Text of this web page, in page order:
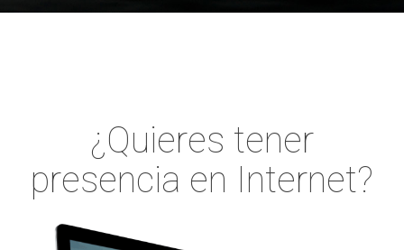
¿Quieres tener
presencia en Internet?